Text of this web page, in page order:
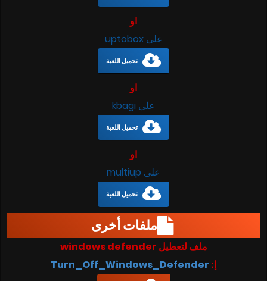
او
على uptobox
تحميل اللعبة
او
على kbagi
تحميل اللعبة
او
على multiup
تحميل اللعبة
ملفات أخرى
ملف لتعطيل windows defender
إ: Turn_Off_Windows_Defender